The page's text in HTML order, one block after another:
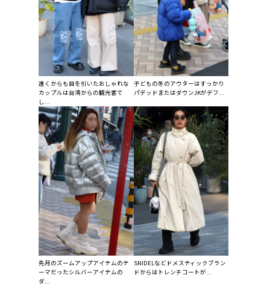
遠くからも目を引いたおしゃれな
カップルは台湾からの観光客で
し...
子どもの冬のアウターはすっかり
パデッドまたはダウンJKがデフ...
先月のズームアップアイテムのテ
ーマだったシルバーアイテムの
ダ...
SNIDELなどドメスティックブラン
ドからはトレンチコートが...